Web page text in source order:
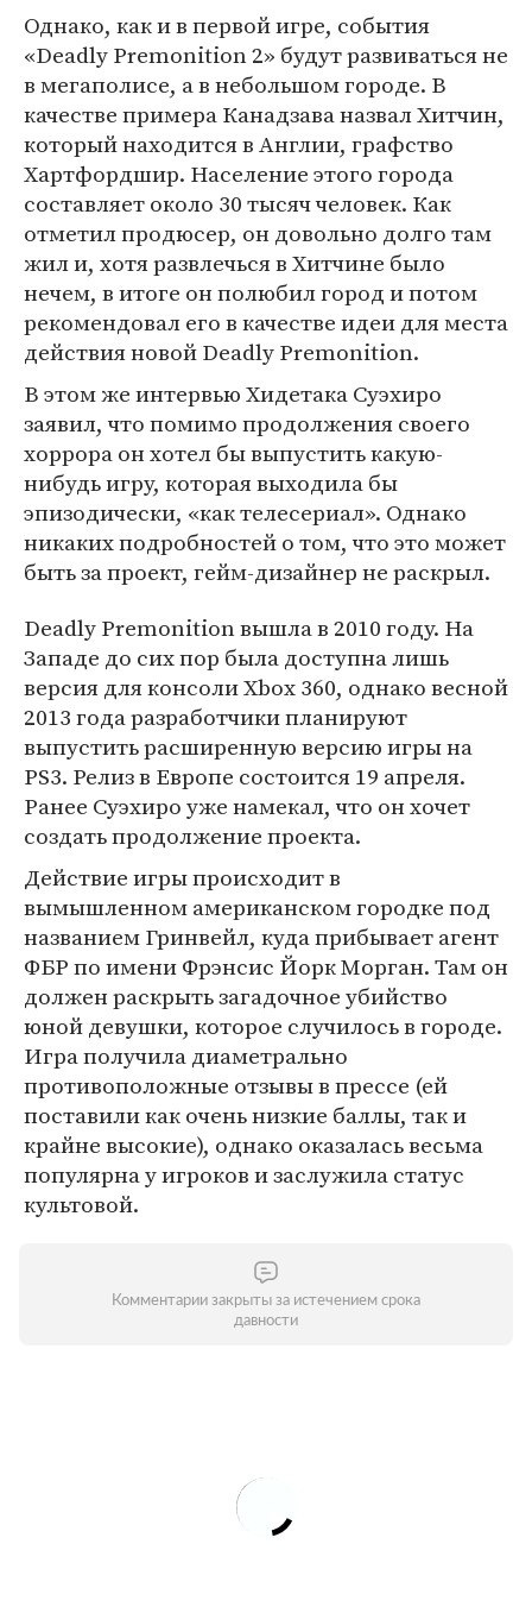
Однако, как и в первой игре, события
«Deadly Premonition 2» будут развиваться не
в мегаполисе, а в небольшом городе. В
качестве примера Канадзава назвал Хитчин,
который находится в Англии, графство
Хартфордшир. Население этого города
составляет около 30 тысяч человек. Как
отметил продюсер, он довольно долго там
жил и, хотя развлечься в Хитчине было
нечем, в итоге он полюбил город и потом
рекомендовал его в качестве идеи для места
действия новой Deadly Premonition.
В этом же интервью Хидетака Суэхиро
заявил, что помимо продолжения своего
хоррора он хотел бы выпустить какую-
нибудь игру, которая выходила бы
эпизодически, «как телесериал». Однако
никаких подробностей о том, что это может
быть за проект, гейм-дизайнер не раскрыл.
Deadly Premonition вышла в 2010 году. На
Западе до сих пор была доступна лишь
версия для консоли Xbox 360, однако весной
2013 года разработчики планируют
выпустить расширенную версию игры на
PS3. Релиз в Европе состоится 19 апреля.
Ранее Суэхиро уже намекал, что он хочет
создать продолжение проекта.
Действие игры происходит в
вымышленном американском городке под
названием Гринвейл, куда прибывает агент
ФБР по имени Фрэнсис Йорк Морган. Там он
должен раскрыть загадочное убийство
юной девушки, которое случилось в городе.
Игра получила диаметрально
противоположные отзывы в прессе (ей
поставили как очень низкие баллы, так и
крайне высокие), однако оказалась весьма
популярна у игроков и заслужила статус
культовой.
Комментарии закрыты за истечением срока
давности